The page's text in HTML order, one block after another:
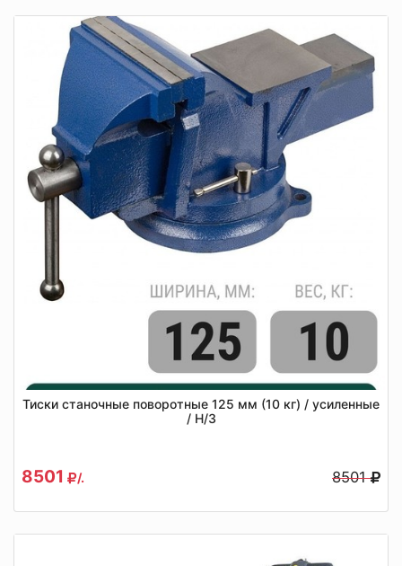
Тиски станочные поворотные 125 мм (10 кг) / усиленные
/ Н/З
8501 /. 8501